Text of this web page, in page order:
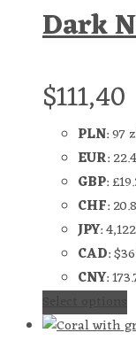
Dark
$111,40
PLN:97
EUR:
GBP:
CHF:
JPY:
CAD:
CNY: